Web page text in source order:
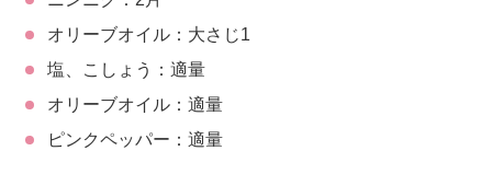
オリーブオイル：大さじ1
塩、こしょう：適量
オリーブオイル：適量
ピンクペッパー：適量